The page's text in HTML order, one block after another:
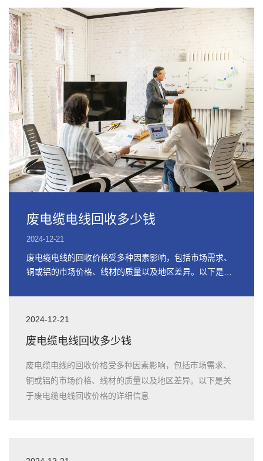
废电缆电线回收多少钱
2024-12-21
废电缆电线的回收价格受多种因素影响，包括市场需求、
铜或铝的市场价格、线材的质量以及地区差异。以下是关
2024-12-21
废电缆电线回收多少钱
废电缆电线的回收价格受多种因素影响，包括市场需求、
铜或铝的市场价格、线材的质量以及地区差异。以下是关
于废电缆电线回收价格的详细信息